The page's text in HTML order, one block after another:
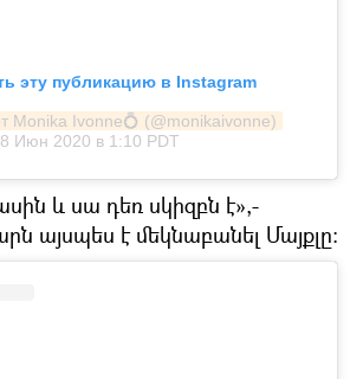
эту публикацию в Instagram
Monika Ivonne💍 (@monikaivonne)
Июн 2020 в 1:10 PDT
և սա դեռ սկիզբն է»,-
այսպես է մեկնաբանել Մայքլը։